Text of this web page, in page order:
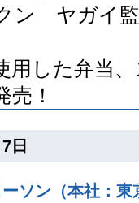
クン ヤガイ
用した弁当
売！
日
ソン（本社：